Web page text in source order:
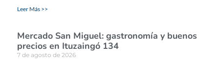
Leer Más >>
Mercado San Miguel: gastronomía y buenos
precios en Ituzaingó 134
7 de agosto de 2026